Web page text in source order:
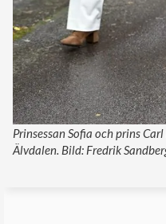
Prinsessan Sofia och prins
Älvdalen. Bild: Fredrik